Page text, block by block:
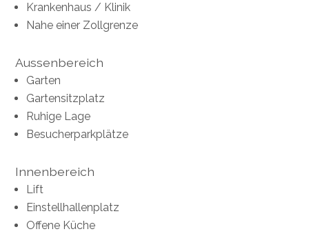
Krankenhaus / Klinik
Nahe einer Zollgrenze
Aussenbereich
Garten
Gartensitzplatz
Ruhige Lage
Besucherparkplätze
Innenbereich
Lift
Einstellhallenplatz
Offene Küche